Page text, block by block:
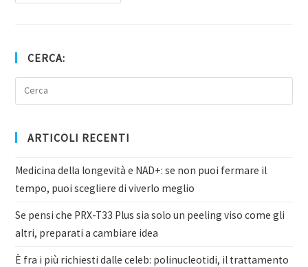
CERCA:
ARTICOLI RECENTI
Medicina della longevità e NAD+: se non puoi fermare il
tempo, puoi scegliere di viverlo meglio
Se pensi che PRX-T33 Plus sia solo un peeling viso come gli
altri, preparati a cambiare idea
È fra i più richiesti dalle celeb: polinucleotidi, il trattamento